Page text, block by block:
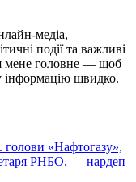
медіа,
події та важливі
мене головне — щоб
інформацію швидко.
голови «Нафтогазу»,
РНБО, — нардеп